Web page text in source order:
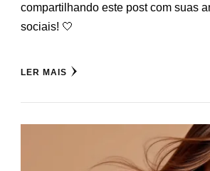
compartilhando este post com suas
sociais! 🤍
LER MAIS